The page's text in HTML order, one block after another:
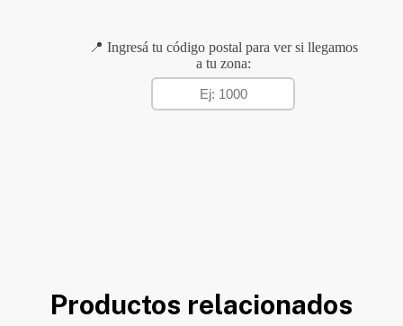
📍 Ingresá tu código postal para ver si llegamos
a tu zona:
Productos relacionados